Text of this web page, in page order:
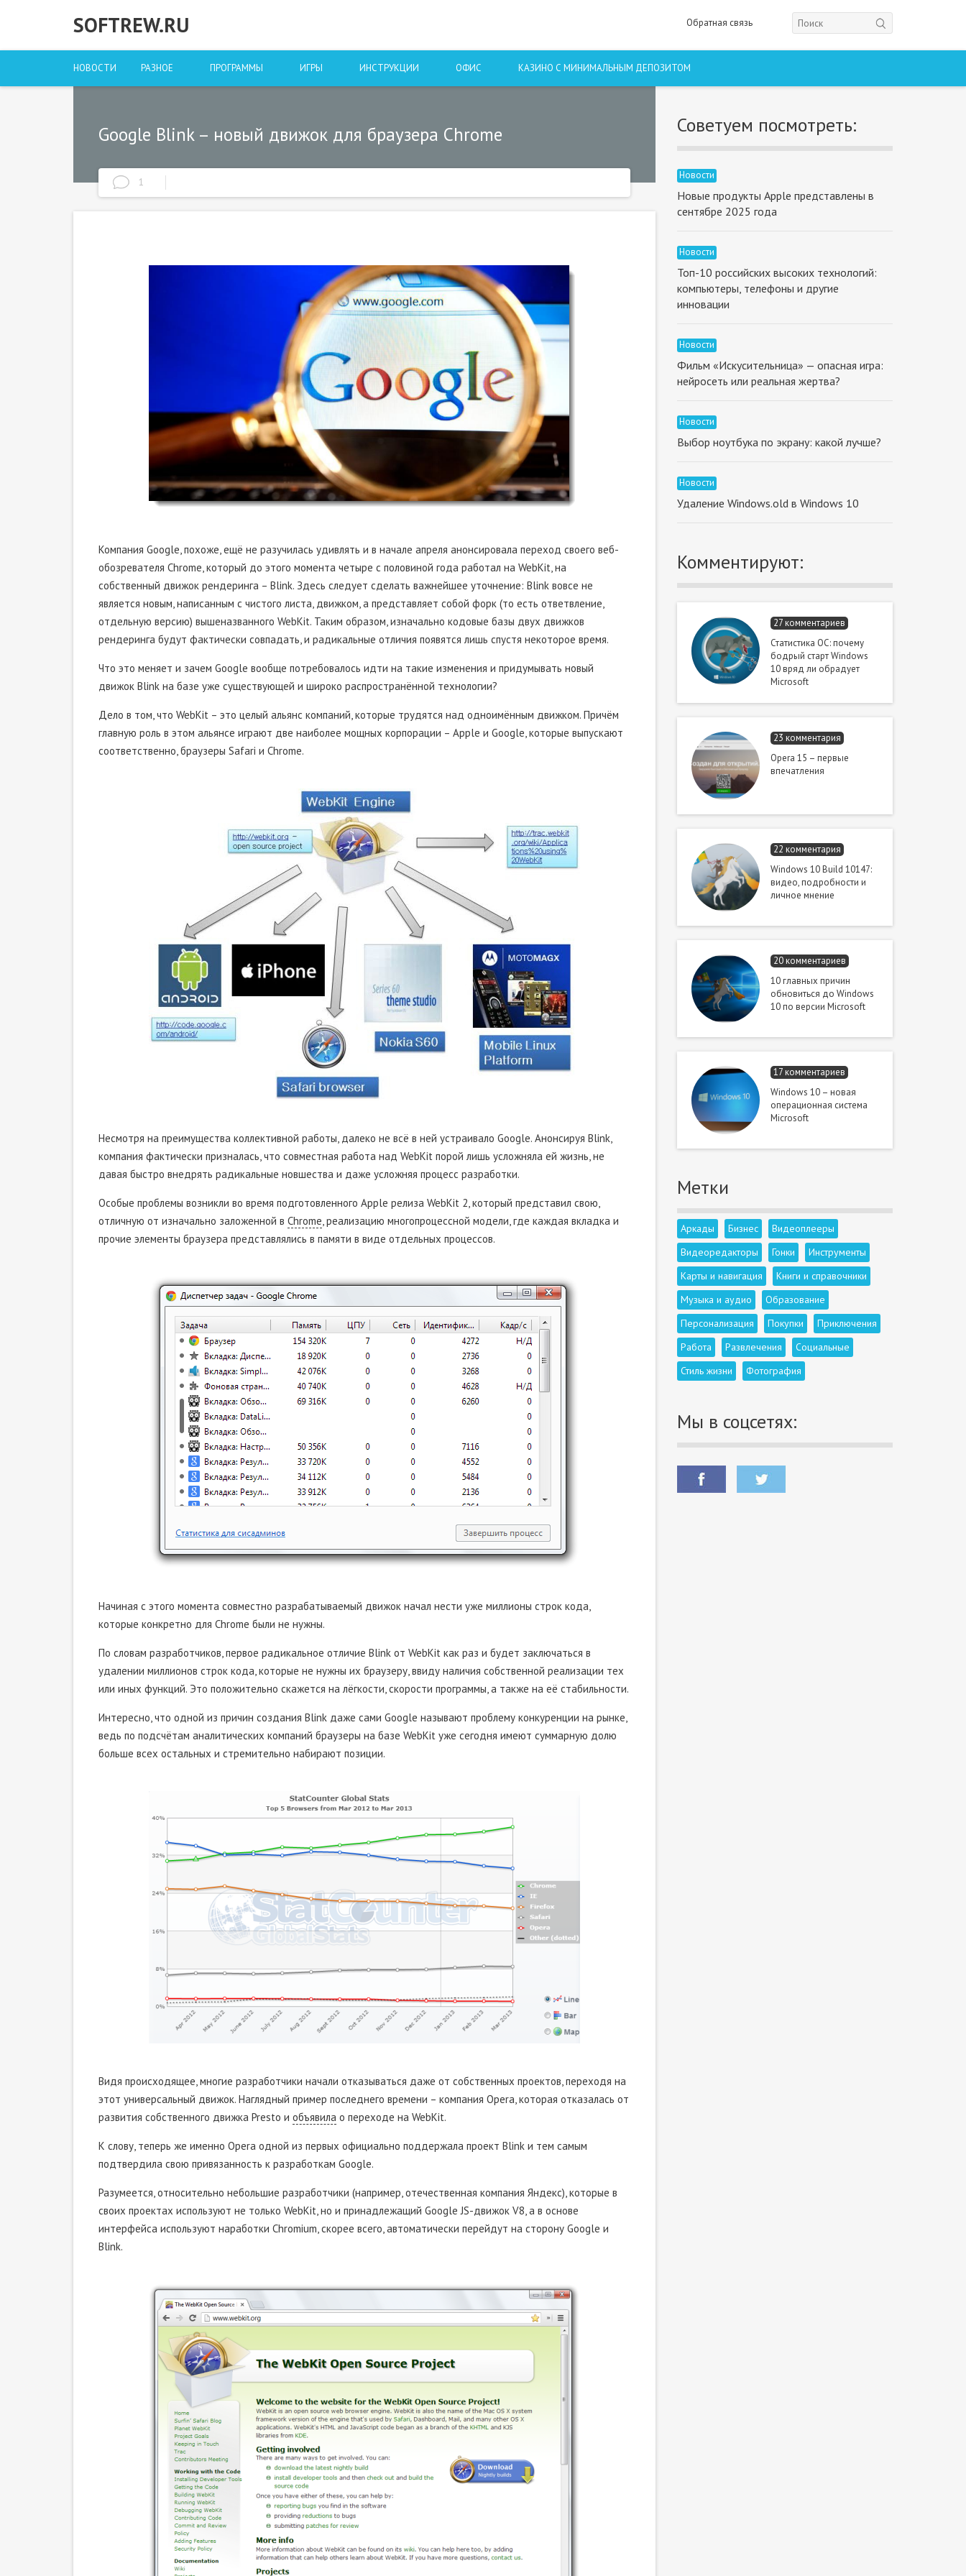
SOFTREW.RU Обратная связь
НОВОСТИ РАЗНОЕ ПРОГРАММЫ ИГРЫ ИНСТРУКЦИИ ОФИС КАЗИНО С МИНИМАЛЬНЫМ ДЕПОЗИТОМ
Google Blink – новый движок для браузера Chrome
1
Компания Google, похоже, ещё не разучилась удивлять и в начале апреля анонсировала переход своего веб-
обозревателя Chrome, который до этого момента четыре с половиной года работал на WebKit, на
собственный движок рендеринга – Blink. Здесь следует сделать важнейшее уточнение: Blink вовсе не
является новым, написанным с чистого листа, движком, а представляет собой форк (то есть ответвление,
отдельную версию) вышеназванного WebKit. Таким образом, изначально кодовые базы двух движков
рендеринга будут фактически совпадать, и радикальные отличия появятся лишь спустя некоторое время.
Что это меняет и зачем Google вообще потребовалось идти на такие изменения и придумывать новый
движок Blink на базе уже существующей и широко распространённой технологии?
Дело в том, что WebKit – это целый альянс компаний, которые трудятся над одноимённым движком. Причём
главную роль в этом альянсе играют две наиболее мощных корпорации – Apple и Google, которые выпускают
соответственно, браузеры Safari и Chrome.
Несмотря на преимущества коллективной работы, далеко не всё в ней устраивало Google. Анонсируя Blink,
компания фактически призналась, что совместная работа над WebKit порой лишь усложняла ей жизнь, не
давая быстро внедрять радикальные новшества и даже усложняя процесс разработки.
Особые проблемы возникли во время подготовленного Apple релиза WebKit 2, который представил свою,
отличную от изначально заложенной в Chrome, реализацию многопроцессной модели, где каждая вкладка и
прочие элементы браузера представлялись в памяти в виде отдельных процессов.
Начиная с этого момента совместно разрабатываемый движок начал нести уже миллионы строк кода,
которые конкретно для Chrome были не нужны.
По словам разработчиков, первое радикальное отличие Blink от WebKit как раз и будет заключаться в
удалении миллионов строк кода, которые не нужны их браузеру, ввиду наличия собственной реализации тех
или иных функций. Это положительно скажется на лёгкости, скорости программы, а также на её стабильности.
Интересно, что одной из причин создания Blink даже сами Google называют проблему конкуренции на рынке,
ведь по подсчётам аналитических компаний браузеры на базе WebKit уже сегодня имеют суммарную долю
больше всех остальных и стремительно набирают позиции.
Видя происходящее, многие разработчики начали отказываться даже от собственных проектов, переходя на
этот универсальный движок. Наглядный пример последнего времени – компания Opera, которая отказалась от
развития собственного движка Presto и объявила о переходе на WebKit.
К слову, теперь же именно Opera одной из первых официально поддержала проект Blink и тем самым
подтвердила свою привязанность к разработкам Google.
Разумеется, относительно небольшие разработчики (например, отечественная компания Яндекс), которые в
своих проектах используют не только WebKit, но и принадлежащий Google JS-движок V8, а в основе
интерфейса используют наработки Chromium, скорее всего, автоматически перейдут на сторону Google и
Blink.
Советуем посмотреть:
Новости
Новые продукты Apple представлены в
сентябре 2025 года
Новости
Топ-10 российских высоких технологий:
компьютеры, телефоны и другие
инновации
Новости
Фильм «Искусительница» — опасная игра:
нейросеть или реальная жертва?
Новости
Выбор ноутбука по экрану: какой лучше?
Новости
Удаление Windows.old в Windows 10
Комментируют:
27 комментариев
Статистика ОС: почему
бодрый старт Windows
10 вряд ли обрадует
Microsoft
23 комментария
Opera 15 – первые
впечатления
22 комментария
Windows 10 Build 10147:
видео, подробности и
личное мнение
20 комментариев
10 главных причин
обновиться до Windows
10 по версии Microsoft
17 комментариев
Windows 10 – новая
операционная система
Microsoft
Метки
Аркады Бизнес
Видеоплееры
Видеоредакторы
Гонки
Инструменты
Карты и навигация
Книги и справочники
Музыка и аудио
Образование
Персонализация
Покупки
Приключения
Работа
Развлечения
Социальные
Стиль жизни
Фотография
Мы в соцсетях: